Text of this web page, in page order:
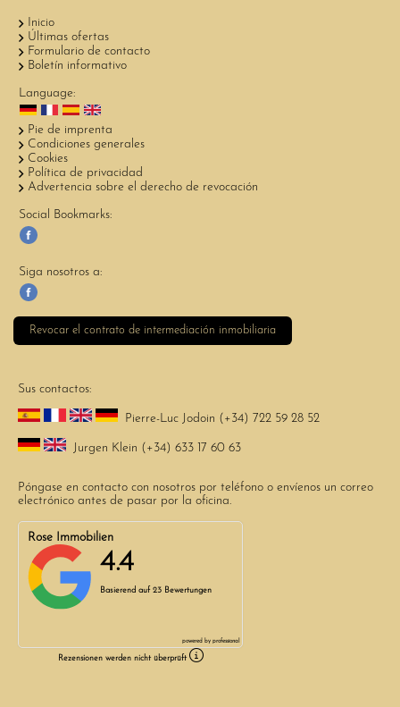
Inicio
Últimas ofertas
Formulario de contacto
Boletín informativo
Language:
Pie de imprenta
Condiciones generales
Cookies
Política de privacidad
Advertencia sobre el derecho de revocación
Social Bookmarks:
Siga nosotros a:
Revocar el contrato de intermediación inmobiliaria
Sus contactos:
Pierre-Luc Jodoin (+34) 722 59 28 52
Jurgen Klein (+34) 633 17 60 63
Póngase en contacto con nosotros por teléfono o envíenos un correo
electrónico antes de pasar por la oficina.
Rose Immobilien
4.4
Basierend auf 23 Bewertungen
powered by professional
Rezensionen werden nicht überprüft